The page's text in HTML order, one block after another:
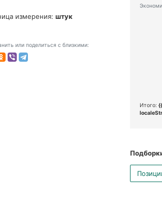
измерения: штук
или поделиться с близкими:
Итого: